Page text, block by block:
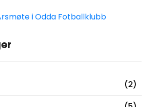
i Odda Fotballklubb
(2)